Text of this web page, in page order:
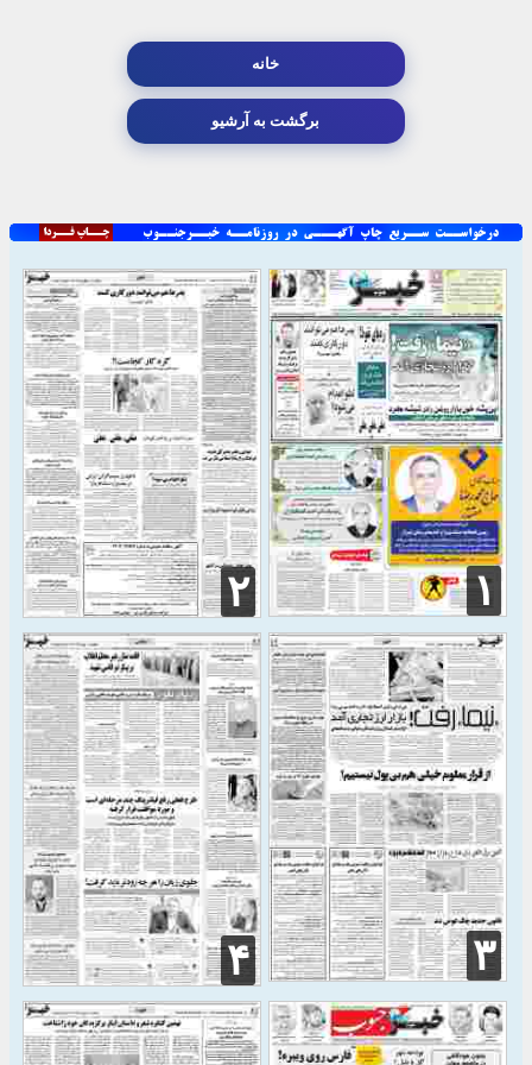
خانه
برگشت به آرشیو
۱ ۲
۳ ۴